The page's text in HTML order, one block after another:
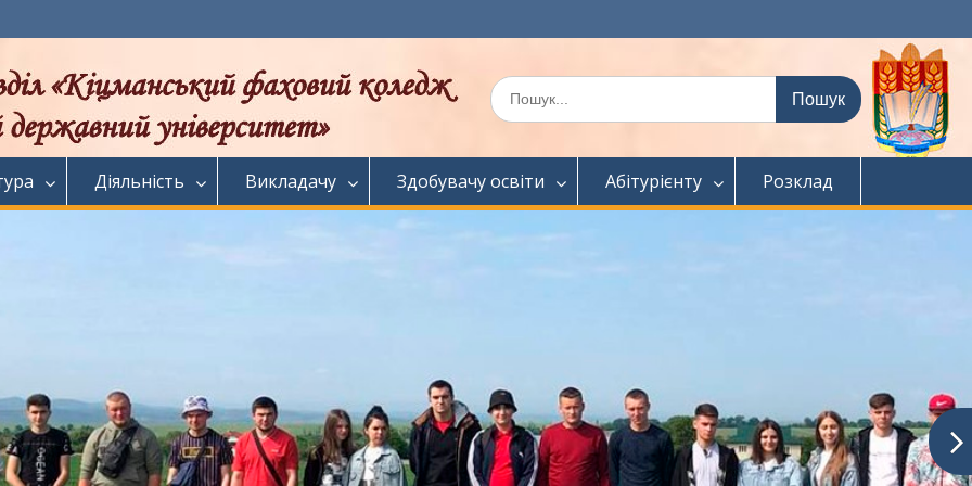
Шукати:
Діяльність Викладачу Здобувачу освіти Абітурієнту Розклад